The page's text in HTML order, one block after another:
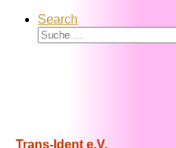
Search
Suche
Trans-Ident e.V.